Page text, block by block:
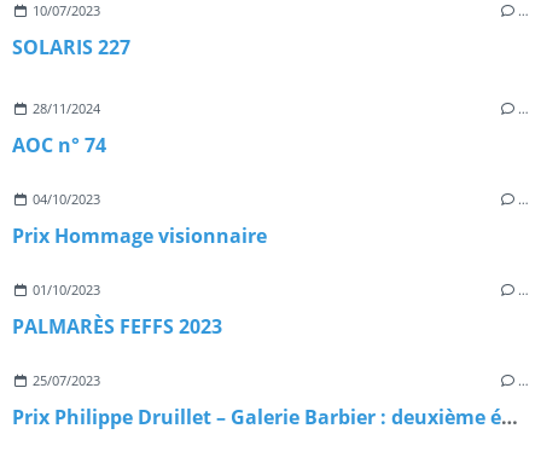
10/07/2023 …
SOLARIS 227
28/11/2024 …
AOC n° 74
04/10/2023 …
Prix Hommage visionnaire
01/10/2023 …
PALMARÈS FEFFS 2023
25/07/2023 …
Prix Philippe Druillet – Galerie Barbier : deuxième édition !